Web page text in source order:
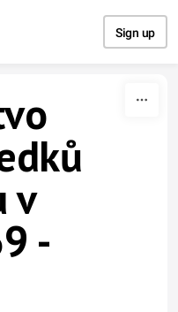
Sign up
v
-